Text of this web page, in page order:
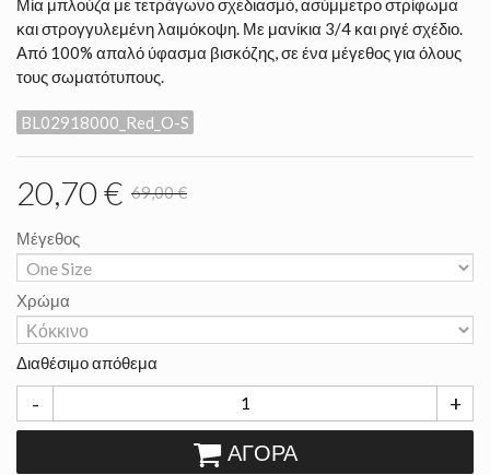
Μία μπλούζα με τετράγωνο σχεδιασμό, ασύμμετρο στρίφωμα
και στρογγυλεμένη λαιμόκοψη. Με μανίκια 3/4 και ριγέ σχέδιο.
Από 100% απαλό ύφασμα βισκόζης, σε ένα μέγεθος για όλους
τους σωματότυπους.
BL02918000_Red_O-S
20,70 € 69,00 €
Μέγεθος
Χρώμα
Διαθέσιμο απόθεμα
- +
ΑΓΟΡΆ